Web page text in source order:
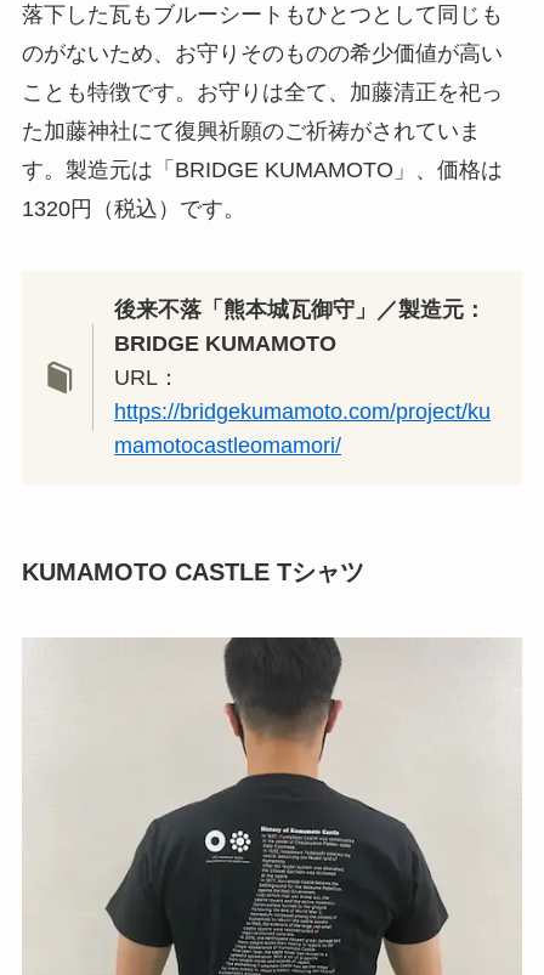
落下した瓦もブルーシートもひとつとして同じも
のがないため、お守りそのものの希少価値が高い
ことも特徴です。お守りは全て、加藤清正を祀っ
た加藤神社にて復興祈願のご祈祷がされていま
す。製造元は「BRIDGE KUMAMOTO」、価格は
1320円（税込）です。
後来不落「熊本城瓦御守」／製造元：
BRIDGE KUMAMOTO
URL：
https://bridgekumamoto.com/project/ku
mamotocastleomamori/
KUMAMOTO CASTLE Tシャツ